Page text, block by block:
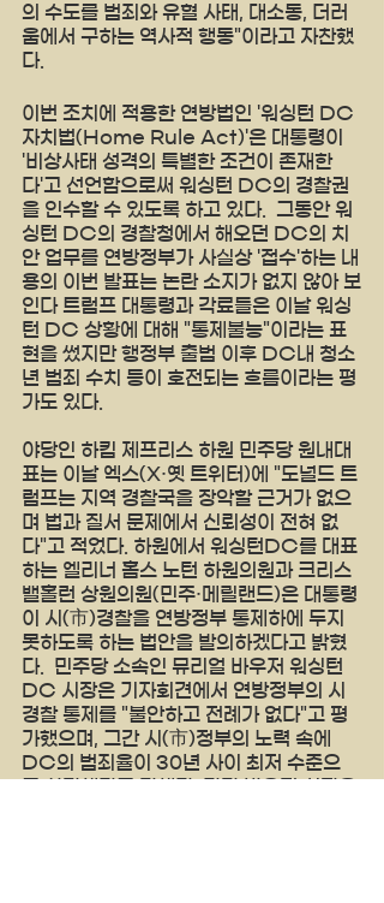
의 수도를 범죄와 유혈 사태, 대소동, 더러
움에서 구하는 역사적 행동"이라고 자찬했
다.
이번 조치에 적용한 연방법인 '워싱턴 DC
자치법(Home Rule Act)'은 대통령이
'비상사태 성격의 특별한 조건이 존재한
다'고 선언함으로써 워싱턴 DC의 경찰권
을 인수할 수 있도록 하고 있다.  그동안 워
싱턴 DC의 경찰청에서 해오던 DC의 치
안 업무를 연방정부가 사실상 '접수'하는 내
용의 이번 발표는 논란 소지가 없지 않아 보
인다 트럼프 대통령과 각료들은 이날 워싱
턴 DC 상황에 대해 "통제불능"이라는 표
현을 썼지만 행정부 출범 이후 DC내 청소
년 범죄 수치 등이 호전되는 흐름이라는 평
가도 있다.
야당인 하킴 제프리스 하원 민주당 원내대
표는 이날 엑스(X·옛 트위터)에 "도널드 트
럼프는 지역 경찰국을 장악할 근거가 없으
며 법과 질서 문제에서 신뢰성이 전혀 없
다"고 적었다. 하원에서 워싱턴DC를 대표
하는 엘리너 홈스 노턴 하원의원과 크리스
밸홀런 상원의원(민주·메릴랜드)은 대통령
이 시(市)경찰을 연방정부 통제하에 두지
못하도록 하는 법안을 발의하겠다고 밝혔
다.  민주당 소속인 뮤리얼 바우저 워싱턴
DC 시장은 기자회견에서 연방정부의 시
경찰 통제를 "불안하고 전례가 없다"고 평
가했으며, 그간 시(市)정부의 노력 속에
DC의 범죄율이 30년 사이 최저 수준으